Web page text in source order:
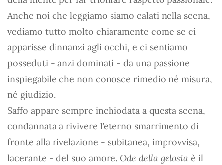
Anche noi che leggiamo siamo calati nella scena,
vediamo tutto molto chiaramente come se ci
apparisse dinnanzi agli occhi, e ci sentiamo
posseduti - anzi dominati - da una passione
inspiegabile che non conosce rimedio né misura,
né giudizio.
Saffo appare sempre inchiodata a questa scena,
condannata a rivivere l’eterno smarrimento di
fronte alla rivelazione - subitanea, improvvisa,
lacerante - del suo amore. Ode della gelosia è il